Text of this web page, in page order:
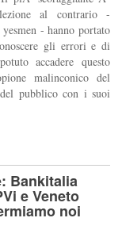
al contrario -
- hanno portato
gli errori e di
accadere questo
malinconico del
pubblico con i suoi
Bankitalia
e Veneto
noi